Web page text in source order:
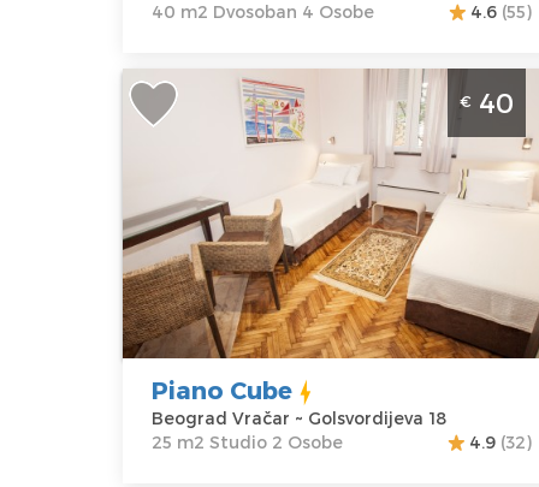
Krasnova 6
40 m2 Dvosoban 4 Osobe
4.6 (55)
Studio Apartman Piano Cube Beograd
Vračar
Lokacija:
Beograd
Vračar
Adresa:
Golsvordijeva
18
Cena
40 €
Gosti:2
Kvadratura :
m2
Struktura :
Studio
€ 40
Piano Cube
Beograd Vračar ~ Golsvordijeva 18
25 m2 Studio 2 Osobe
4.9 (32)